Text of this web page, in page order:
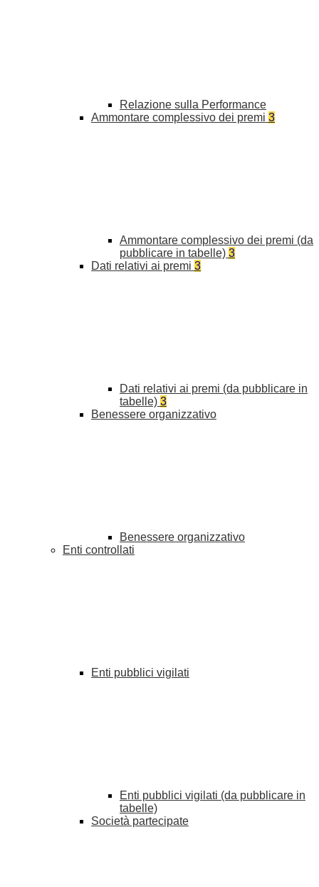
Relazione sulla Performance
Ammontare complessivo dei premi 3
Ammontare complessivo dei premi (da
pubblicare in tabelle) 3
Dati relativi ai premi 3
Dati relativi ai premi (da pubblicare in
tabelle) 3
Benessere organizzativo
Benessere organizzativo
Enti controllati
Enti pubblici vigilati
Enti pubblici vigilati (da pubblicare in
tabelle)
Società partecipate